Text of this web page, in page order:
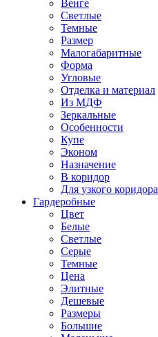
Венге
Светлые
Темные
Размер
Малогабаритные
Форма
Угловые
Отделка и материал
Из МДФ
Зеркальные
Особенности
Купе
Эконом
Назначение
В коридор
Для узкого коридора
Гардеробные
Цвет
Белые
Светлые
Серые
Темные
Цена
Элитные
Дешевые
Размеры
Большие